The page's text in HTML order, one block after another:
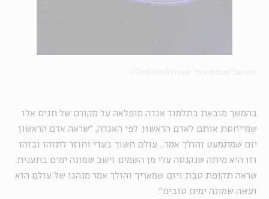
בהמשך מובאת בתלמוד אגדה מופלאה על מקורם של חגים אלו
שמייחסת אותם לאדם הראשון. לפי האגדה, ״שראה אדם הראשון
יום שמתמעט והולך אמר... עולם חשוך בעדי וחוזר לתוהו ובוהו
וזו היא מיתה שנקנסה עלי מן השמים וישב שמונה ימים בתענית.
שראה תקופת טבת ויום שמאריך והולך אמר מנהגו של עולם הוא
ועשה שמונה ימים טובים״.